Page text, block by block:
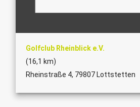
Golfclub Rheinblick e.V.
(16,1 km)
Rheinstraße 4, 79807 Lottstetten